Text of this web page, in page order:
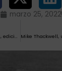
marzo 25, 2022
Mercedes-AMG GT Track Series, edición limitada y prestaciones ilimitadas